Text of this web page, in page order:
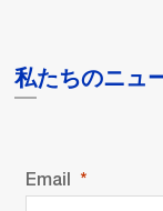
私たちのニュ
Email